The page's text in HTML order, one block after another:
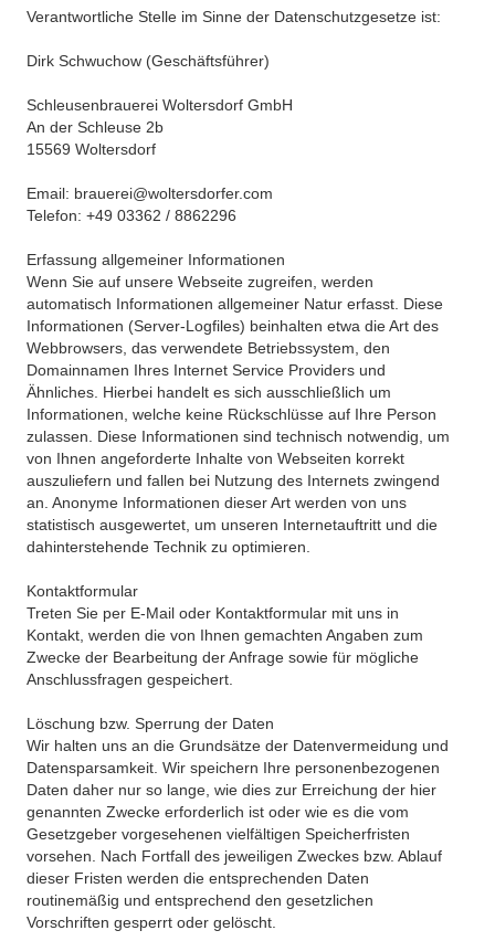
Verantwortliche Stelle im Sinne der Datenschutzgesetze ist:
Dirk Schwuchow (Geschäftsführer)
Schleusenbrauerei Woltersdorf GmbH
An der Schleuse 2b
15569 Woltersdorf
Email: brauerei@woltersdorfer.com
Telefon: +49 03362 / 8862296
Erfassung allgemeiner Informationen
Wenn Sie auf unsere Webseite zugreifen, werden
automatisch Informationen allgemeiner Natur erfasst. Diese
Informationen (Server-Logfiles) beinhalten etwa die Art des
Webbrowsers, das verwendete Betriebssystem, den
Domainnamen Ihres Internet Service Providers und
Ähnliches. Hierbei handelt es sich ausschließlich um
Informationen, welche keine Rückschlüsse auf Ihre Person
zulassen. Diese Informationen sind technisch notwendig, um
von Ihnen angeforderte Inhalte von Webseiten korrekt
auszuliefern und fallen bei Nutzung des Internets zwingend
an. Anonyme Informationen dieser Art werden von uns
statistisch ausgewertet, um unseren Internetauftritt und die
dahinterstehende Technik zu optimieren.
Kontaktformular
Treten Sie per E-Mail oder Kontaktformular mit uns in
Kontakt, werden die von Ihnen gemachten Angaben zum
Zwecke der Bearbeitung der Anfrage sowie für mögliche
Anschlussfragen gespeichert.
Löschung bzw. Sperrung der Daten
Wir halten uns an die Grundsätze der Datenvermeidung und
Datensparsamkeit. Wir speichern Ihre personenbezogenen
Daten daher nur so lange, wie dies zur Erreichung der hier
genannten Zwecke erforderlich ist oder wie es die vom
Gesetzgeber vorgesehenen vielfältigen Speicherfristen
vorsehen. Nach Fortfall des jeweiligen Zweckes bzw. Ablauf
dieser Fristen werden die entsprechenden Daten
routinemäßig und entsprechend den gesetzlichen
Vorschriften gesperrt oder gelöscht.